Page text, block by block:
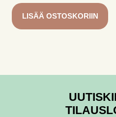
LISÄÄ OSTOSKORIIN